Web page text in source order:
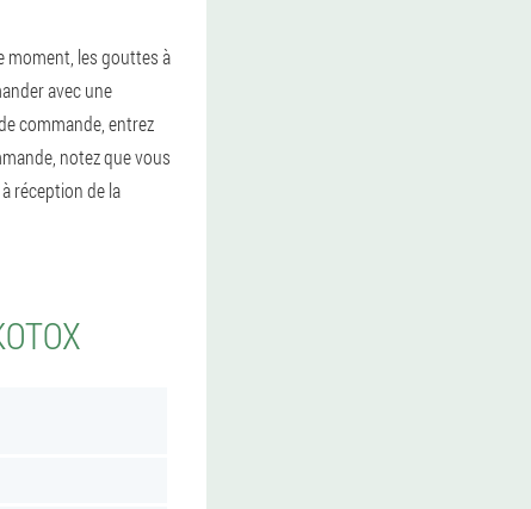
moment, les gouttes à
avec une
commande, entrez
notez que vous
réception de la